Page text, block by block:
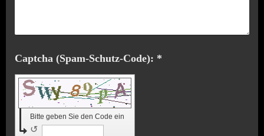
Captcha (Spam-Schutz-Code): *
Bitte geben Sie den Code ein
↺